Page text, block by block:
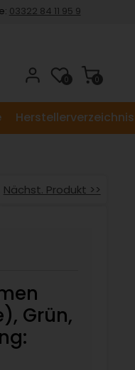
03322 84 11 95 9
0
0
Herstellerverzeichnis
Nächst. Produkt >>
Grün,